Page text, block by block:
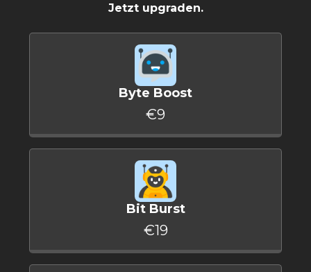
Jetzt upgraden.
Byte Boost
€9
Bit Burst
€19